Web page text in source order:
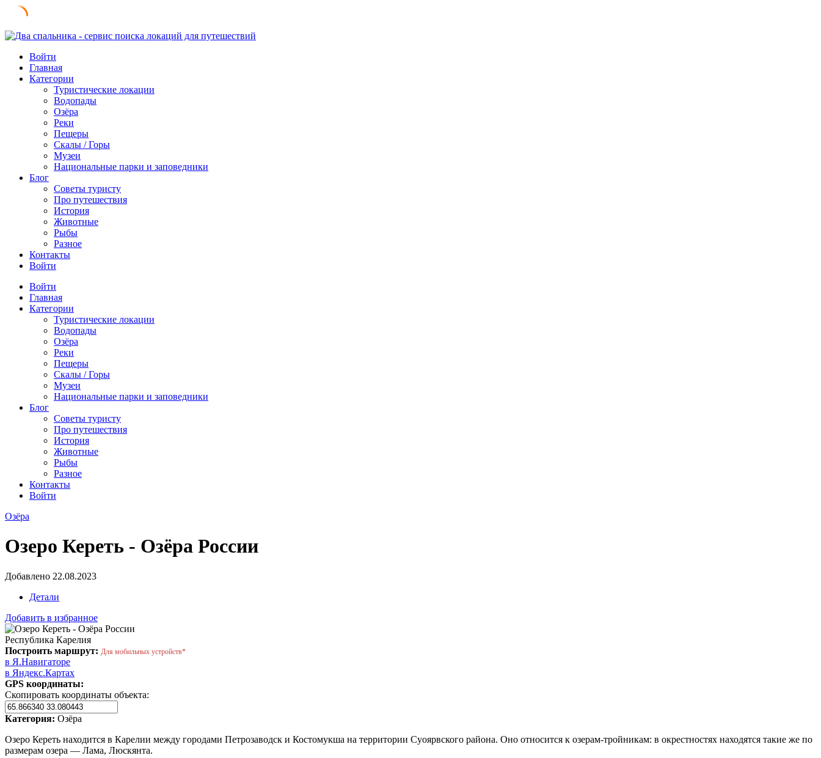
Skip
contentВойти
Главная
Категории
Туристические локации
Водопады
Озёра
Реки
Пещеры
Скалы / Горы
Музеи
Национальные парки и заповедники
Блог
Советы туристу
Про путешествия
История
Животные
Рыбы
Разное
Контакты
Войти
Войти
Главная
Категории
Туристические локации
Водопады
Озёра
Реки
Пещеры
Скалы / Горы
Музеи
Национальные парки и заповедники
Блог
Советы туристу
Про путешествия
История
Животные
Рыбы
Разное
Контакты
Войти
Озёра
Озеро Кереть - Озёра России
Добавлено 22.08.2023
Детали
Добавить в избранное
Республика Карелия
Построить маршрут: Для мобильных устройств*
в Я.Навигаторе
в Яндекс.Картах
GPS координаты:
Скопировать координаты объекта:
Категория: Озёра
Озеро Кереть находится в Карелии между городами Петрозаводск и Костомукша на территории Суоярвского района. Оно относится к озерам-тройникам: в окрестностях находятся такие же по
размерам озера — Лама, Люскянта.